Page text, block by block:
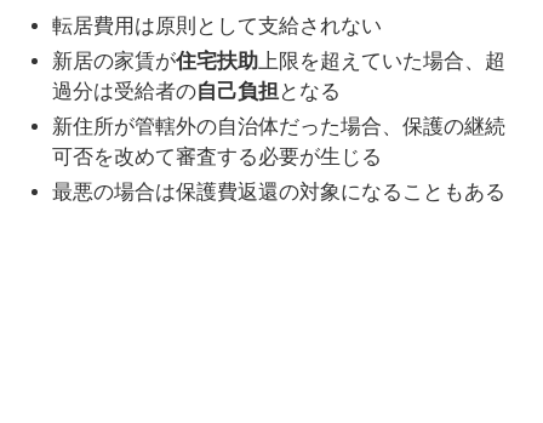
転居費用は原則として支給されない
新居の家賃が住宅扶助上限を超えていた場合、超
過分は受給者の自己負担となる
新住所が管轄外の自治体だった場合、保護の継続
可否を改めて審査する必要が生じる
最悪の場合は保護費返還の対象になることもある